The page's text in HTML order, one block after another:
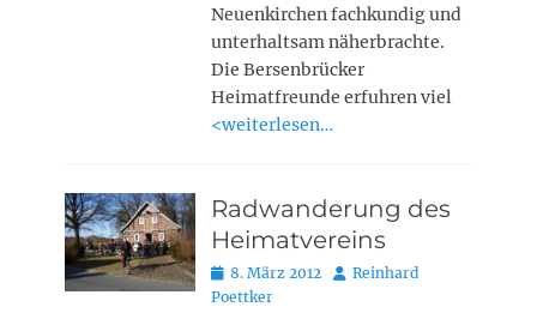
Neuenkirchen fachkundig und
unterhaltsam näherbrachte.
Die Bersenbrücker
Heimatfreunde erfuhren viel
<weiterlesen…
Radwanderung des
Heimatvereins
Posted
on
8. März 2012 AutorReinhard
Poettker